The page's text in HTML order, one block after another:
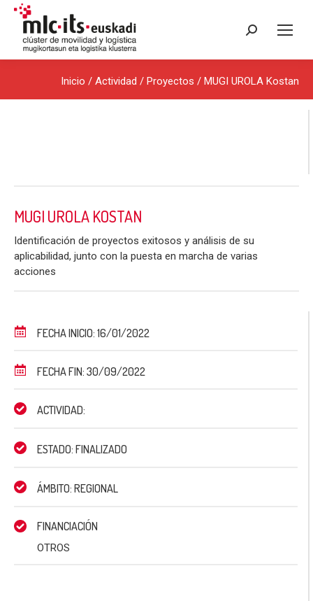
Buscar:
Inicio / Actividad / Proyectos / MUGI UROLA Kostan
MUGI UROLA KOSTAN
Identificación de proyectos exitosos y análisis de su
aplicabilidad, junto con la puesta en marcha de varias
acciones
FECHA INICIO: 16/01/2022
FECHA FIN: 30/09/2022
ACTIVIDAD:
ESTADO: FINALIZADO
ÁMBITO: REGIONAL
FINANCIACIÓN
OTROS